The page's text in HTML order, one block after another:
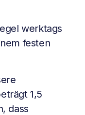
werktags
festen
1,5
dass